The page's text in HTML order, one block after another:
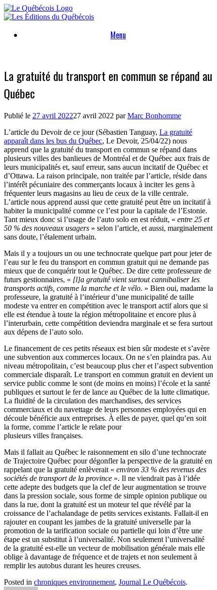
Skip
to
Menu
La gratuité du transport en commun se répand au
Québec
Publié le 27 avril 202227 avril 2022 parMarc Bonhomme
L’article du Devoir de ce jour (Sébastien Tanguay, La gratuité
apparaît dans les bus du Québec, Le Devoir, 25/04/22) nous
apprend que la gratuité du transport en commun se répand dans
plusieurs villes des banlieues de Montréal et de Québec aux frais de
leurs municipalités et, sauf erreur, sans aucun incitatif de Québec et
d’Ottawa. La raison principale, non traitée par l’article, réside dans
l’intérêt pécuniaire des commerçants locaux à inciter les gens à
fréquenter leurs magasins au lieu de ceux de la ville centrale.
L’article nous apprend aussi que cette gratuité peut être un incitatif à
habiter la municipalité comme ce l’est pour la capitale de l’Estonie.
Tant mieux donc si l’usage de l’auto solo en est réduit, « entre 25 et
50 % des nouveaux usagers » selon l’article, et aussi, marginalement
sans doute, l’étalement urbain.
Mais il y a toujours un ou une technocrate quelque part pour jeter de
l’eau sur le feu du transport en commun gratuit qui ne demande pas
mieux que de conquérir tout le Québec. De dire cette professeure de
futurs gestionnaires, « [l]a gratuité vient surtout cannibaliser les
transports actifs, comme la marche et le vélo. » Bien oui, madame la
professeure, la gratuité à l’intérieur d’une municipalité de taille
modeste va entrer en compétition avec le transport actif alors que si
elle est étendue à toute la région métropolitaine et encore plus à
l’interurbain, cette compétition deviendra marginale et se fera surtout
aux dépens de l’auto solo.
Le financement de ces petits réseaux est bien sûr modeste et s’avère
une subvention aux commerces locaux. On ne s’en plaindra pas. Au
niveau métropolitain, c’est beaucoup plus cher et l’aspect subvention
commerciale disparaît. Le transport en commun gratuit en devient un
service public comme le sont (de moins en moins) l’école et la santé
publiques et surtout le fer de lance au Québec de la lutte climatique.
La fluidité de la circulation des marchandises, des services
commerciaux et du navettage de leurs personnes employées qui en
découle bénéficie aux entreprises. À elles de payer, quel qu’en soit
la forme, comme l’article le relate pour
plusieurs villes françaises.
Mais il fallait au Québec le raisonnement en silo d’une technocrate
de Trajectoire Québec pour dégonfler la perspective de la gratuité en
rappelant que la gratuité enlèverait « environ 33 % des revenus des
sociétés de transport de la province ». Il ne viendrait pas à l’idée
cette adepte des budgets que la clef de leur augmentation se trouve
dans la pression sociale, sous forme de simple opinion publique ou
dans la rue, dont la gratuité est un moteur tel que révélé par la
croissance de l’achalandage de petits services existants. Fallait-il en
rajouter en coupant les jambes de la gratuité universelle par la
promotion de la tarification sociale ou partielle qui loin d’être une
étape est un substitut à l’universalité. Non seulement l’universalité
de la gratuité est-elle un vecteur de mobilisation générale mais elle
oblige à davantage de fréquence et de trajets et non seulement à
remplir les autobus durant les heures creuses.
Posted in chroniques environnement, Journal Le Québécois.